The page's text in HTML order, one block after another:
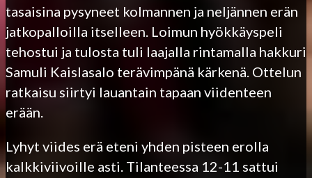
tasaisina pysyneet kolmannen ja neljännen erän
jatkopalloilla itselleen. Loimun hyökkäyspeli
tehostui ja tulosta tuli laajalla rintamalla hakkuri
Samuli Kaislasalo terävimpänä kärkenä. Ottelun
ratkaisu siirtyi lauantain tapaan viidenteen
erään.
Lyhyt viides erä eteni yhden pisteen erolla
kalkkiviivoille asti. Tilanteessa 12-11 sattui